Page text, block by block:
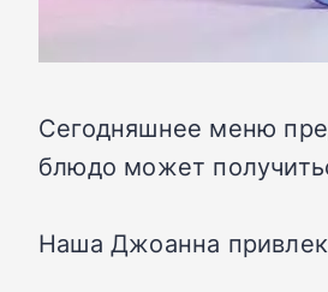
Сегодняшнее меню
блюдо может
Наша Джоанна